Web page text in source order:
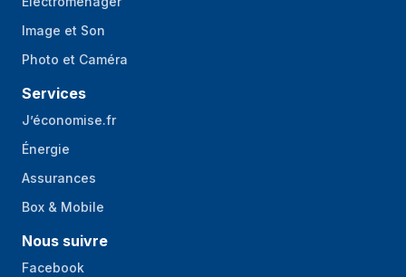
Image et Son
Photo et Caméra
Services
J’économise.fr
Énergie
Assurances
Box & Mobile
Nous suivre
Facebook